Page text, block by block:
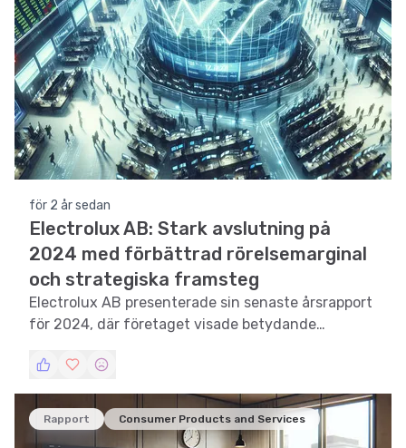
för 2 år sedan
Electrolux AB: Stark avslutning på
2024 med förbättrad rörelsemarginal
och strategiska framsteg
Electrolux AB presenterade sin senaste årsrapport
för 2024, där företaget visade betydande
organisk tillväxt. Den nya VD:n Yannick Fierling
kommenterade bolagets strategiska fokus och
framtidsutsikter.
Rapport Consumer Products and Services